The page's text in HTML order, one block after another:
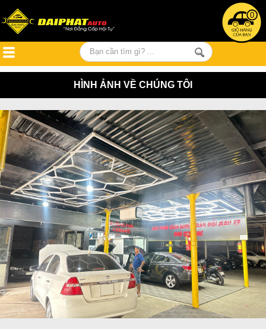
0
HÌNH ẢNH VỀ CHÚNG TÔI